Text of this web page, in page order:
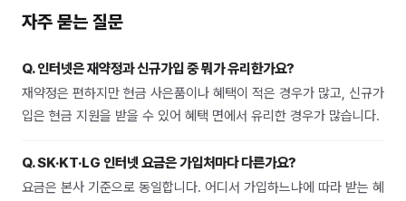
자주 묻는 질문
Q.인터넷은 재약정과 신규가입 중 뭐가 유리한가요?
재약정은 편하지만 현금 사은품이나 혜택이 적은 경우가 많고, 신규가
입은 현금 지원을 받을 수 있어 혜택 면에서 유리한 경우가 많습니다.
Q.SK·KT·LG 인터넷 요금은 가입처마다 다른가요?
요금은 본사 기준으로 동일합니다. 어디서 가입하느냐에 따라 받는 혜